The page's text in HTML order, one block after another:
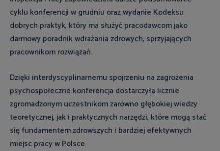
cyklu konferencji w grudniu oraz wydanie Kodeksu
dobrych praktyk, który ma służyć pracodawcom jako
darmowy poradnik wdrażania zdrowych, sprzyjających
pracownikom rozwiązań.
Dzięki interdyscyplinarnemu spojrzeniu na zagrożenia
psychospołeczne konferencja dostarczyła licznie
zgromadzonym uczestnikom zarówno głębokiej wiedzy
teoretycznej, jak i praktycznych narzędzi, które mogą stać
się fundamentem zdrowszych i bardziej efektywnych
miejsc pracy w Polsce.